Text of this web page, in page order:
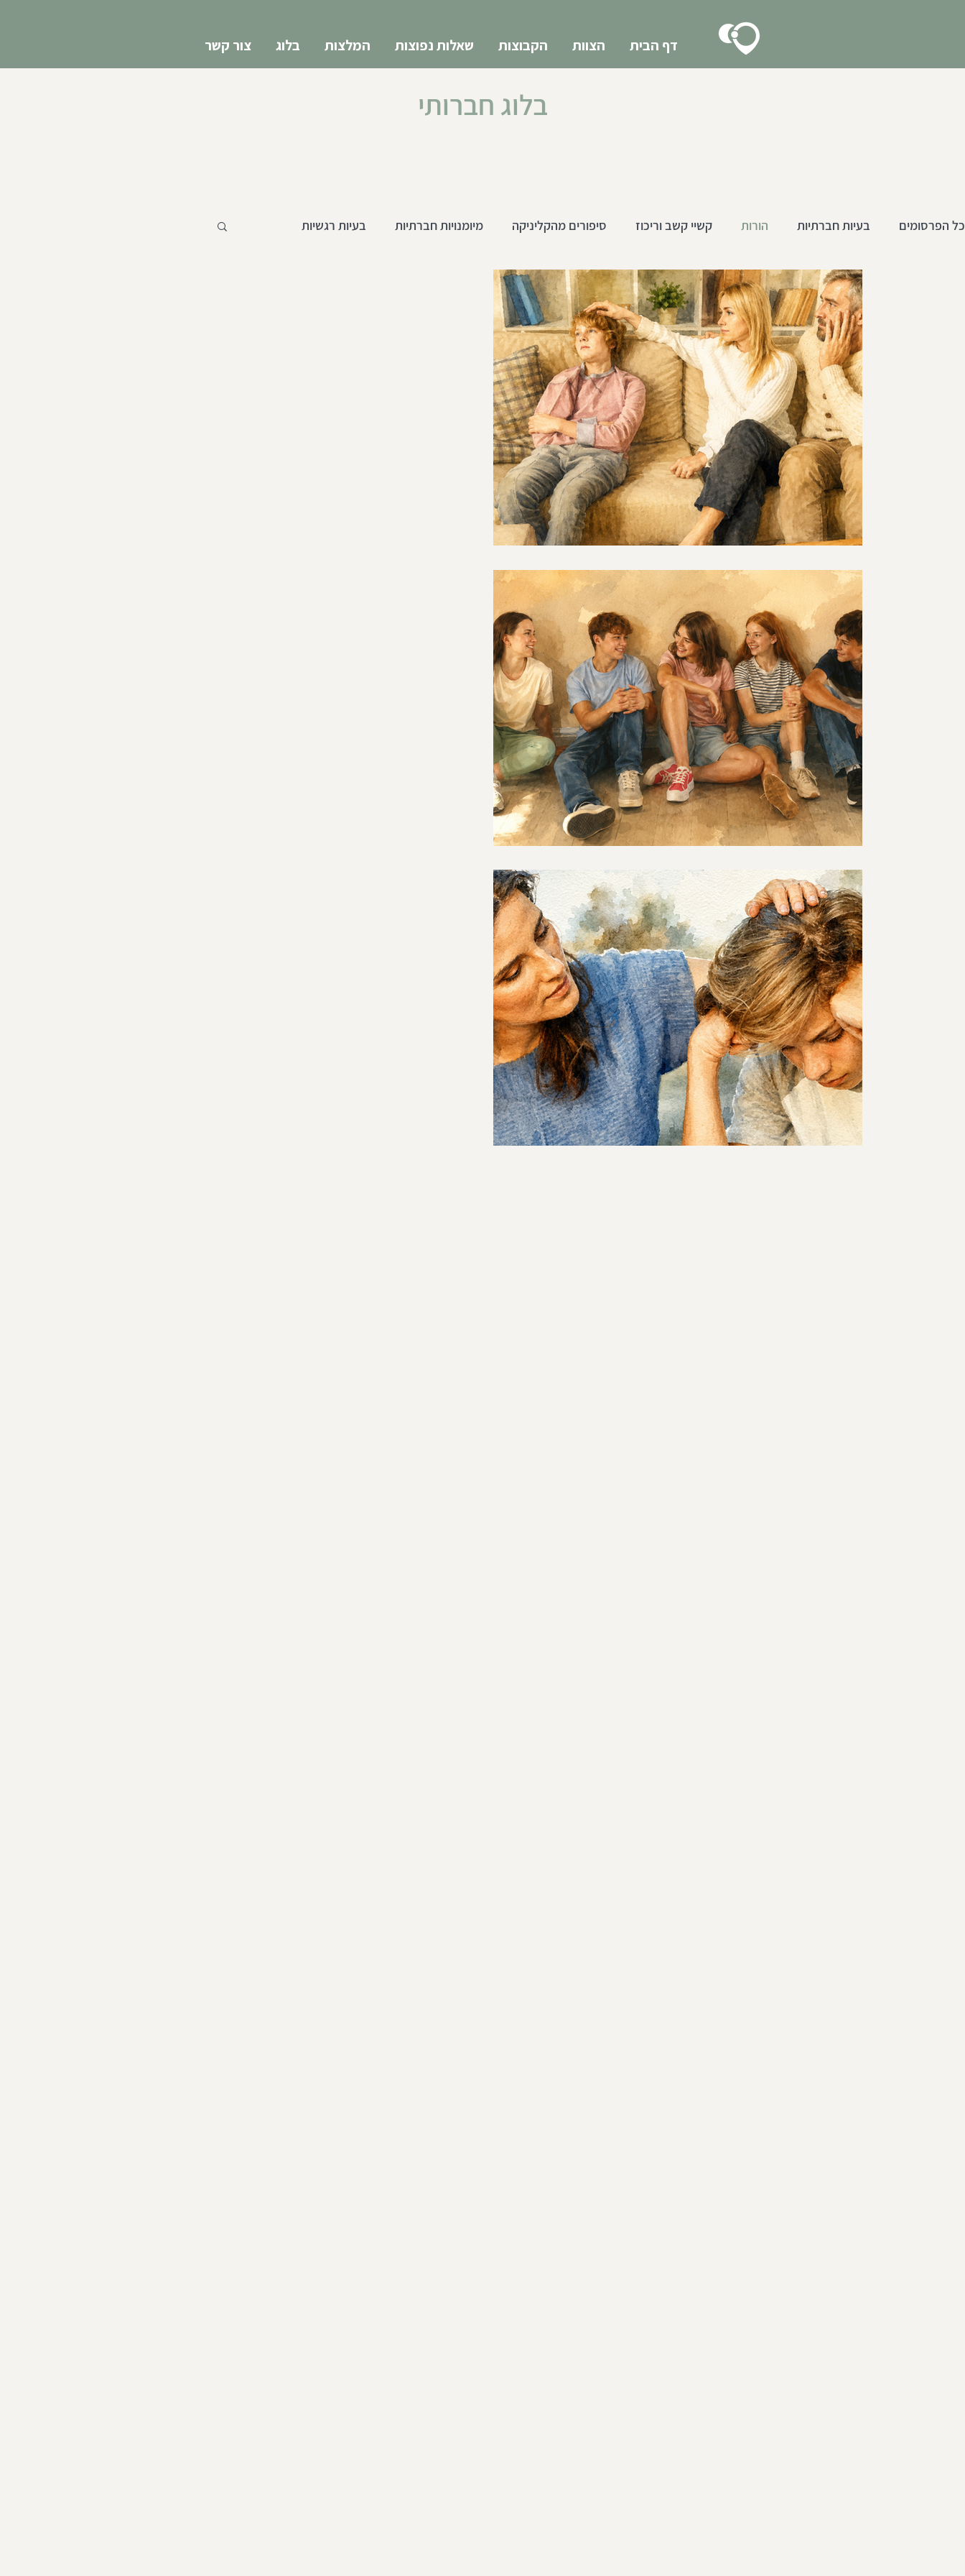
דף הבית הצוות הקבוצות שאלות נפוצות המלצות בלוג צור קשר
בלוג חברותי
כל הפרסומים בעיות חברתיות הורות קשיי קשב וריכוז סיפורים מהקליניקה מיומנויות חברתיות בעיות רגשיות
הכנה חברתית לצבא צעירים 18-25
אני לא יודעת להסביר בדיוק מה מפריע
לי- על אינטואיציה הורית וקשיים חברתיים
אצל ילדים
לא כל קשיים חברתיים אצל ילדים נראים כמו חרם, בדידות או דחייה.
לפעמים יש רק תחושה הורית שמשהו לא מסתדר. על אותם קשיים
חברתיים שקטים שקל לפספס, ועל האינטואיציה ההורית שמרגישה הרבה
לפני שיש לה מילים.
טיפול קבוצתי לקשיים חברתיים או טיפול
פרטני? איך יודעים מה מתאים
לפעמים ילד עובר טיפול פרטני ועדיין משהו בקושי החברתי נשאר. אז איך
יודעים מתי טיפול אישי מתאים, ומתי דווקא קבוצה טיפולית יכולה לעזור
בתוך קשרים חברתיים אמיתיים?
להתערב או לשחרר? הדילמה ההורית
מול קושי חברתי של הילד
הילד חוזר הביתה ואומר שהיה "בסדר", אבל משהו בפנים אצלך לא רגוע
ועולה השאלה - להגיד משהו, לכוון, להתערב או דווקא לשתוק? ישנם
רגעים בהורות בהם אנחנו רואים דברים שהילד/ה עוד לא תמיד רואה,
מבינים סיטואציות שהוא עדין לא מבין, מזהים כיוון שלא עושה לו טוב
ובאותו זמן גם מרגישים דאגה, כאב, אי נוחות ואנחנו מתלבטים - להתערב
או לא? אולי בעצם זו לא השאלה הנכונה אלא - איזה סוג של התערבות
כדאי להביא? ההבדל בין התערבות שמחליפה את הילד להתערבות
שנוכחת לידו יש התערבות שבעצם מחליפה את הי